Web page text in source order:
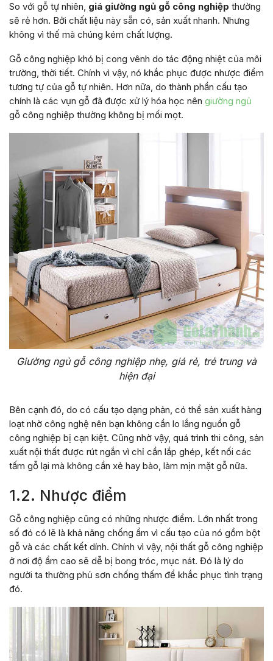
So với gỗ tự nhiên, giá giường ngủ gỗ công nghiệp thường
sẽ rẻ hơn. Bởi chất liệu này sẵn có, sản xuất nhanh. Nhưng
không vì thế mà chúng kém chất lượng.
Gỗ công nghiệp khó bị cong vênh do tác động nhiệt của môi
trường, thời tiết. Chính vì vậy, nó khắc phục được nhược điểm
tương tự của gỗ tự nhiên. Hơn nữa, do thành phần cấu tạo
chính là các vụn gỗ đã được xử lý hóa học nên giường ngủ
gỗ công nghiệp thường không bị mối mọt.
Giường ngủ gỗ công nghiệp nhẹ, giá rẻ, trẻ trung và
hiện đại
Bên cạnh đó, do có cấu tạo dạng phản, có thể sản xuất hàng
loạt nhờ công nghệ nên bạn không cần lo lắng nguồn gỗ
công nghiệp bị cạn kiệt. Cũng nhờ vậy, quá trình thi công, sản
xuất nội thất được rút ngắn vì chỉ cần lắp ghép, kết nối các
tấm gỗ lại mà không cần xẻ hay bào, làm mịn mặt gỗ nữa.
1.2. Nhược điểm
Gỗ công nghiệp cũng có những nhược điểm. Lớn nhất trong
số đó có lẽ là khả năng chống ẩm vì cấu tạo của nó gồm bột
gỗ và các chất kết dính. Chính vì vậy, nội thất gỗ công nghiệp
ở nơi độ ẩm cao sẽ dễ bị bong tróc, mục nát. Đó là lý do
người ta thường phủ sơn chống thấm để khắc phục tình trạng
đó.